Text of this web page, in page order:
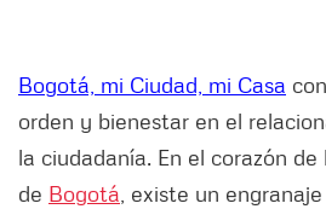
Bogotá, mi Ciudad, mi Casa
orden y bienestar en el
la ciudadanía. En el corazón
de Bogotá , existe un